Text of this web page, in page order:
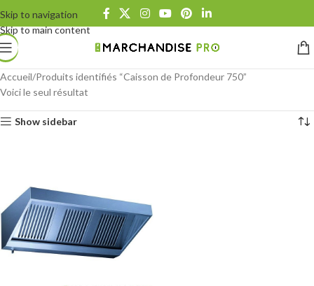
Skip to navigation
Skip to main content
Accueil Produits identifiés “Caisson de Profondeur 750”
Voici le seul résultat
Show sidebar